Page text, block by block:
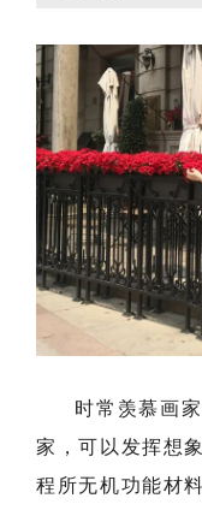
时常羡慕画
家，可以发挥想
程所无机功能材